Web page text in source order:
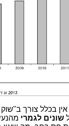
בכלל צורך
שונים לגמרי